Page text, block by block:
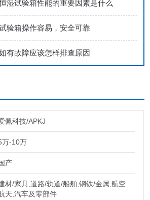
湿试验箱性能的重要因素是什么
验箱操作容易，安全可靠
有故障应该怎样排查原因
佩科技/APKJ
万-10万
产
材/家具,道路/轨道/船舶,钢铁/金属,航空
天,汽车及零部件